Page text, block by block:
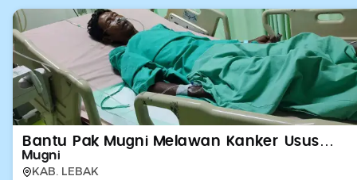
Bantu Pak Mugni Melawan Kanker Usus
Stadium 4
Mugni
KAB. LEBAK